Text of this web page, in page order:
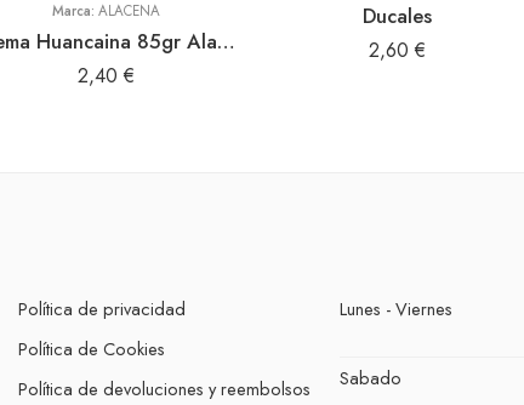
Marca: ALACENA
Crema Huancaina 85gr Alacena
2,40 €
Ducales
2,60 €
Política de privacidad
Política de Cookies
Política de devoluciones y reembolsos
Lunes - Viernes
Sabado